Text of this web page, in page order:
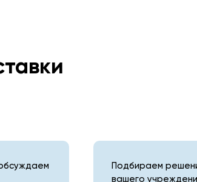
Подбираем
вашего